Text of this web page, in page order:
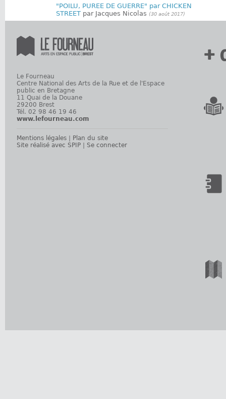
"POILU, PUREE DE GUERRE" par CHICKEN
STREET par Jacques Nicolas (30 août 2017)
Le Fourneau
Centre National des Arts de la Rue et de l'Espace
public en Bretagne
11 Quai de la Douane
29200 Brest
Tél. 02 98 46 19 46
www.lefourneau.com
Mentions légales
Plan du site
Site réalisé avec SPIP
Se connecter
+